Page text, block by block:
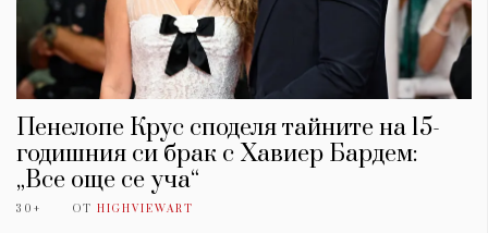
Пенелопе Крус споделя тайните на 15-
годишния си брак с Хавиер Бардем:
„Все още се уча“
30+ ОТ HIGHVIEWART